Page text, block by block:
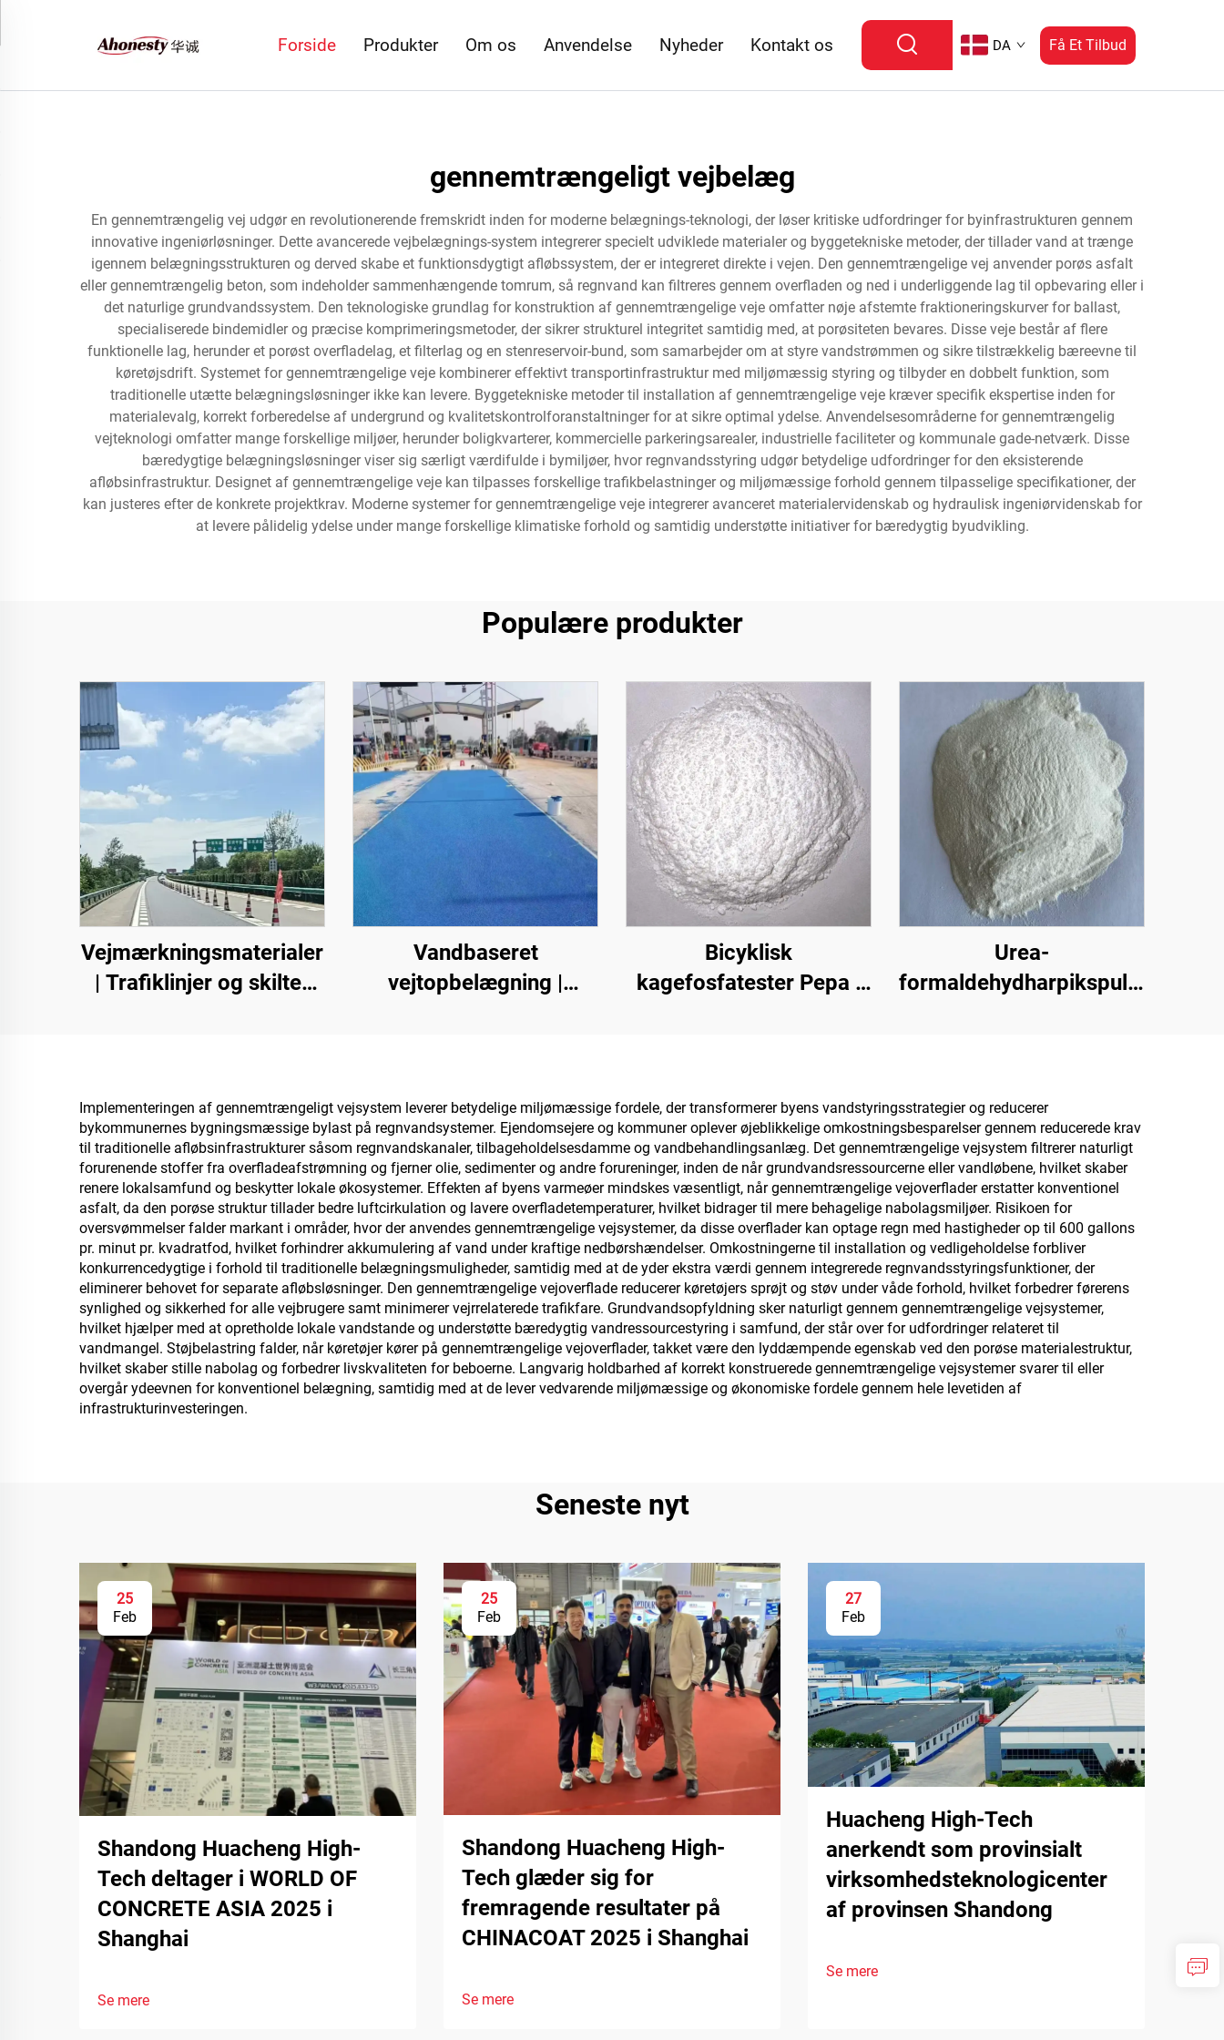
Forside Produkter Om os Anvendelse Nyheder Kontakt os DA Få Et Tilbud
gennemtrængeligt vejbelæg
En gennemtrængelig vej udgør en revolutionerende fremskridt inden for moderne belægnings-teknologi, der løser kritiske udfordringer for byinfrastrukturen gennem
innovative ingeniørløsninger. Dette avancerede vejbelægnings-system integrerer specielt udviklede materialer og byggetekniske metoder, der tillader vand at trænge
igennem belægningsstrukturen og derved skabe et funktionsdygtigt afløbssystem, der er integreret direkte i vejen. Den gennemtrængelige vej anvender porøs asfalt
eller gennemtrængelig beton, som indeholder sammenhængende tomrum, så regnvand kan filtreres gennem overfladen og ned i underliggende lag til opbevaring eller i
det naturlige grundvandssystem. Den teknologiske grundlag for konstruktion af gennemtrængelige veje omfatter nøje afstemte fraktioneringskurver for ballast,
specialiserede bindemidler og præcise komprimeringsmetoder, der sikrer strukturel integritet samtidig med, at porøsiteten bevares. Disse veje består af flere
funktionelle lag, herunder et porøst overfladelag, et filterlag og en stenreservoir-bund, som samarbejder om at styre vandstrømmen og sikre tilstrækkelig bæreevne til
køretøjsdrift. Systemet for gennemtrængelige veje kombinerer effektivt transportinfrastruktur med miljømæssig styring og tilbyder en dobbelt funktion, som
traditionelle utætte belægningsløsninger ikke kan levere. Byggetekniske metoder til installation af gennemtrængelige veje kræver specifik ekspertise inden for
materialevalg, korrekt forberedelse af undergrund og kvalitetskontrolforanstaltninger for at sikre optimal ydelse. Anvendelsesområderne for gennemtrængelig
vejteknologi omfatter mange forskellige miljøer, herunder boligkvarterer, kommercielle parkeringsarealer, industrielle faciliteter og kommunale gade-netværk. Disse
bæredygtige belægningsløsninger viser sig særligt værdifulde i bymiljøer, hvor regnvandsstyring udgør betydelige udfordringer for den eksisterende
afløbsinfrastruktur. Designet af gennemtrængelige veje kan tilpasses forskellige trafikbelastninger og miljømæssige forhold gennem tilpasselige specifikationer, der
kan justeres efter de konkrete projektkrav. Moderne systemer for gennemtrængelige veje integrerer avanceret materialervidenskab og hydraulisk ingeniørvidenskab for
at levere pålidelig ydelse under mange forskellige klimatiske forhold og samtidig understøtte initiativer for bæredygtig byudvikling.
Populære produkter
Vejmærkningsmaterialer
| Trafiklinjer og skilte-
Vandbaseret
vejtopbelægning |
indendørs og udendørs
belægninger
Bicyklisk
kagefosfatester Pepa |
Urea-
formaldehydharpikspulver
herunder flerlaget
spånplade, fintræsplade,
økoplade, furneret
spånplade osv.
Implementeringen af gennemtrængeligt vejsystem leverer betydelige miljømæssige fordele, der transformerer byens vandstyringsstrategier og reducerer
bykommunernes bygningsmæssige bylast på regnvandsystemer. Ejendomsejere og kommuner oplever øjeblikkelige omkostningsbesparelser gennem reducerede krav
til traditionelle afløbsinfrastrukturer såsom regnvandskanaler, tilbageholdelsesdamme og vandbehandlingsanlæg. Det gennemtrængelige vejsystem filtrerer naturligt
forurenende stoffer fra overfladeafstrømning og fjerner olie, sedimenter og andre forureninger, inden de når grundvandsressourcerne eller vandløbene, hvilket skaber
renere lokalsamfund og beskytter lokale økosystemer. Effekten af byens varmeøer mindskes væsentligt, når gennemtrængelige vejoverflader erstatter konventionel
asfalt, da den porøse struktur tillader bedre luftcirkulation og lavere overfladetemperaturer, hvilket bidrager til mere behagelige nabolagsmiljøer. Risikoen for
oversvømmelser falder markant i områder, hvor der anvendes gennemtrængelige vejsystemer, da disse overflader kan optage regn med hastigheder op til 600 gallons
pr. minut pr. kvadratfod, hvilket forhindrer akkumulering af vand under kraftige nedbørshændelser. Omkostningerne til installation og vedligeholdelse forbliver
konkurrencedygtige i forhold til traditionelle belægningsmuligheder, samtidig med at de yder ekstra værdi gennem integrerede regnvandsstyringsfunktioner, der
eliminerer behovet for separate afløbsløsninger. Den gennemtrængelige vejoverflade reducerer køretøjers sprøjt og støv under våde forhold, hvilket forbedrer førerens
synlighed og sikkerhed for alle vejbrugere samt minimerer vejrrelaterede trafikfare. Grundvandsopfyldning sker naturligt gennem gennemtrængelige vejsystemer,
hvilket hjælper med at opretholde lokale vandstande og understøtte bæredygtig vandressourcestyring i samfund, der står over for udfordringer relateret til
vandmangel. Støjbelastring falder, når køretøjer kører på gennemtrængelige vejoverflader, takket være den lyddæmpende egenskab ved den porøse materialestruktur,
hvilket skaber stille nabolag og forbedrer livskvaliteten for beboerne. Langvarig holdbarhed af korrekt konstruerede gennemtrængelige vejsystemer svarer til eller
overgår ydeevnen for konventionel belægning, samtidig med at de lever vedvarende miljømæssige og økonomiske fordele gennem hele levetiden af
infrastrukturinvesteringen.
Seneste nyt
25
Feb
Shandong Huacheng High-
Tech deltager i WORLD OF
CONCRETE ASIA 2025 i
Shanghai
Se mere
25
Feb
Shandong Huacheng High-
Tech glæder sig for
fremragende resultater på
CHINACOAT 2025 i Shanghai
Se mere
27
Feb
Huacheng High-Tech
anerkendt som provinsialt
virksomhedsteknologicenter
af provinsen Shandong
Se mere